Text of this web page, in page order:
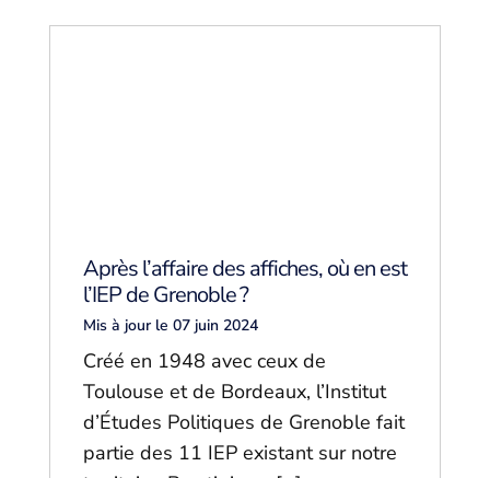
Après l’affaire des affiches, où en est
l’IEP de Grenoble ?
Mis à jour le 07 juin 2024
Créé en 1948 avec ceux de
Toulouse et de Bordeaux, l’Institut
d’Études Politiques de Grenoble fait
partie des 11 IEP existant sur notre